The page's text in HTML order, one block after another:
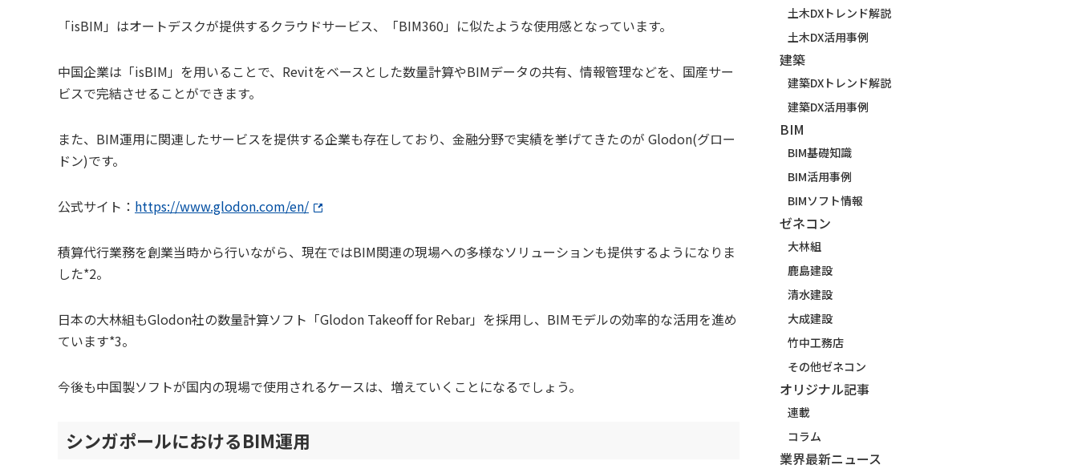
「isBIM」はオートデスクが提供するクラウドサービス、「BIM360」に似たような使用感となっています。
中国企業は「isBIM」を用いることで、Revitをベースとした数量計算やBIMデータの共有、情報管理などを、国産サー
ビスで完結させることができます。
また、BIM運用に関連したサービスを提供する企業も存在しており、金融分野で実績を挙げてきたのが Glodon(グロー
ドン)です。
公式サイト： https://www.glodon.com/en/
積算代行業務を創業当時から行いながら、現在ではBIM関連の現場への多様なソリューションも提供するようになりま
した*2。
日本の大林組もGlodon社の数量計算ソフト「Glodon Takeoff for Rebar」を採用し、BIMモデルの効率的な活用を進め
ています*3。
今後も中国製ソフトが国内の現場で使用されるケースは、増えていくことになるでしょう。
シンガポールにおけるBIM運用
土木DXトレンド解説
土木DX活用事例
建築
建築DXトレンド解説
建築DX活用事例
BIM
BIM基礎知識
BIM活用事例
BIMソフト情報
ゼネコン
大林組
鹿島建設
清水建設
大成建設
竹中工務店
その他ゼネコン
オリジナル記事
連載
コラム
業界最新ニュース